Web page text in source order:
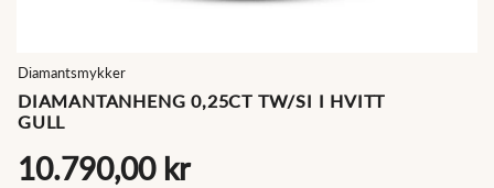
Diamantsmykker
DIAMANTANHENG 0,25CT TW/SI I HVITT
GULL
10.790,00 kr